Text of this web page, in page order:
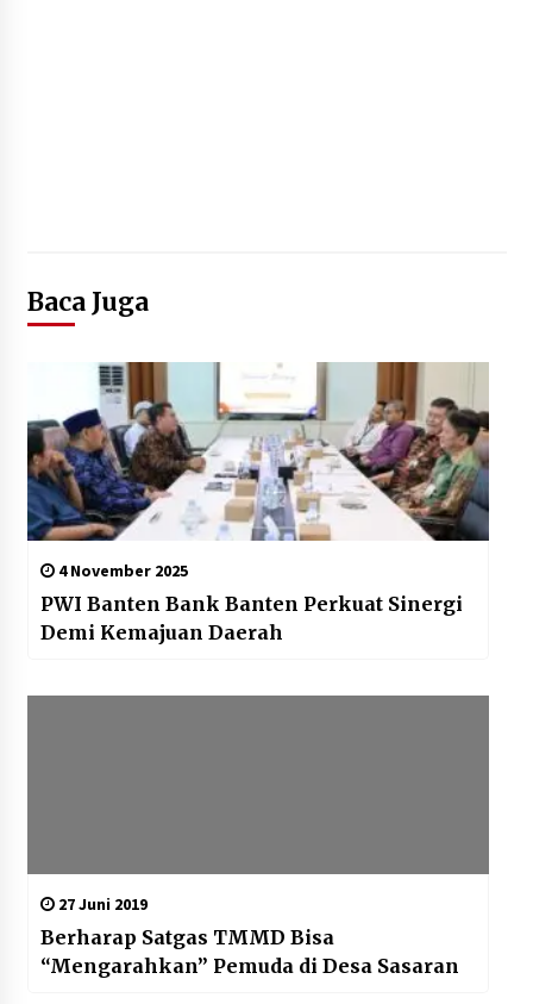
Baca Juga
4 November 2025
PWI Banten Bank Banten Perkuat Sinergi
Demi Kemajuan Daerah
27 Juni 2019
Berharap Satgas TMMD Bisa
“Mengarahkan” Pemuda di Desa Sasaran